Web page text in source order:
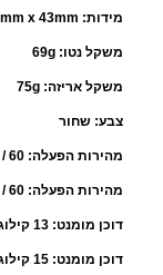
מידות: 40mm x 19mm x 43mm
משקל נטו: 69g
משקל אריזה: 75g
צבע: שחור
מהירות הפעלה: 0.17sec / 60 מעלות (4.8V ללא עומס)
מהירות הפעלה: 0.13sec / 60 מעלות (6.0V ללא עומס)
דוכן מומנט: 13 קילוגרם סנטימטר (180.5 עוז ב) באופן 4.8V
דוכן מומנט: 15 קילוגרם סנטימטר (208.3 עוז ב) באופן 6V